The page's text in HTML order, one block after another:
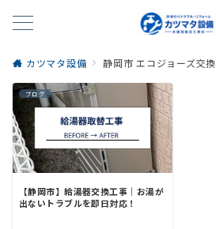
カツマタ設備 静岡市 エコジョーズ交換
ブログ
【静岡市】給湯器交換工事｜お湯が
出ないトラブルを即日対応！